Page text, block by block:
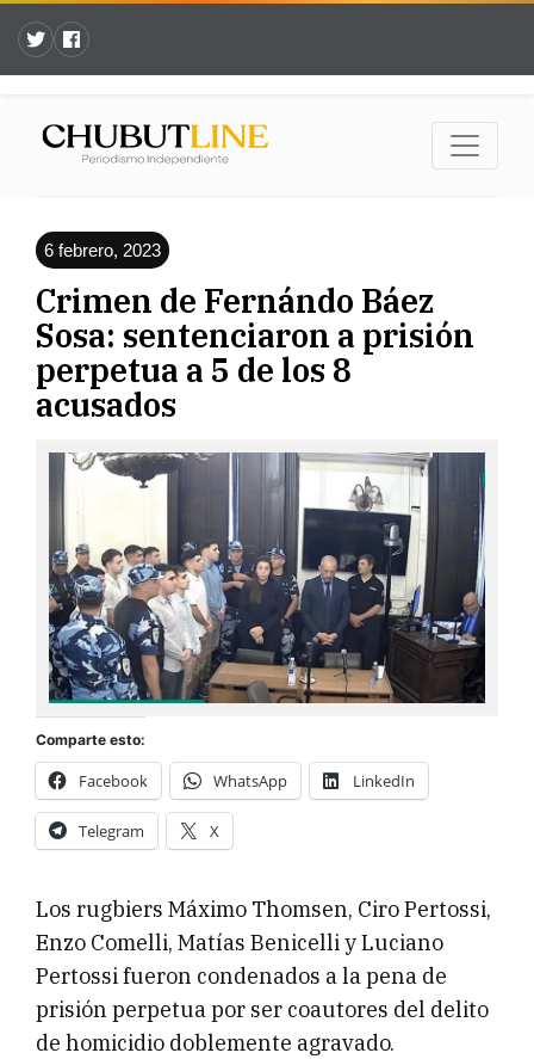
6 febrero, 2023
Crimen de Fernándo Báez
Sosa: sentenciaron a prisión
perpetua a 5 de los 8
acusados
Comparte esto:
Facebook WhatsApp LinkedIn
Telegram X
Los rugbiers Máximo Thomsen, Ciro Pertossi,
Enzo Comelli, Matías Benicelli y Luciano
Pertossi fueron condenados a la pena de
prisión perpetua por ser coautores del delito
de homicidio doblemente agravado.